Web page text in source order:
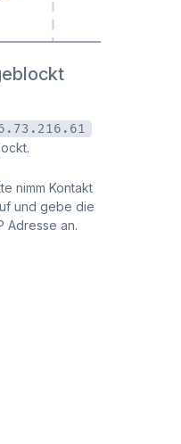
nimm Kontakt
und gebe die
Adresse an.